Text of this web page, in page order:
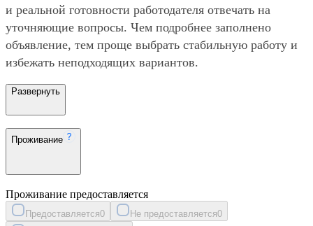
и реальной готовности работодателя отвечать на
уточняющие вопросы. Чем подробнее заполнено
объявление, тем проще выбрать стабильную работу и
избежать неподходящих вариантов.
Развернуть
Проживание
Проживание предоставляется
Предоставляется0 Не предоставляется0